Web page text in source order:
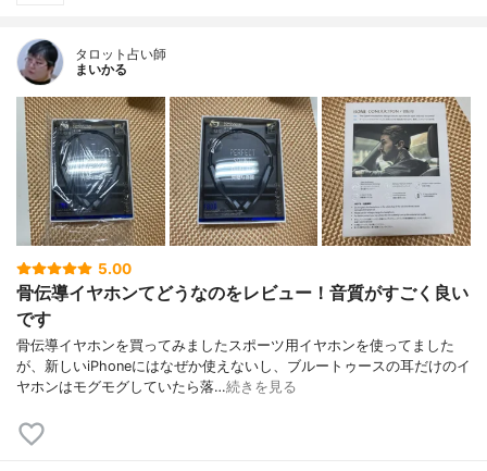
タロット占い師
まいかる
5.00
骨伝導イヤホンてどうなのをレビュー！音質がすごく良い
です
骨伝導イヤホンを買ってみましたスポーツ用イヤホンを使ってました
が、新しいiPhoneにはなぜか使えないし、ブルートゥースの耳だけのイ
ヤホンはモグモグしていたら落…続きを見る